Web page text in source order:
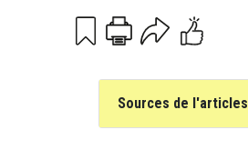
PrintEmail
Sources de l'articles